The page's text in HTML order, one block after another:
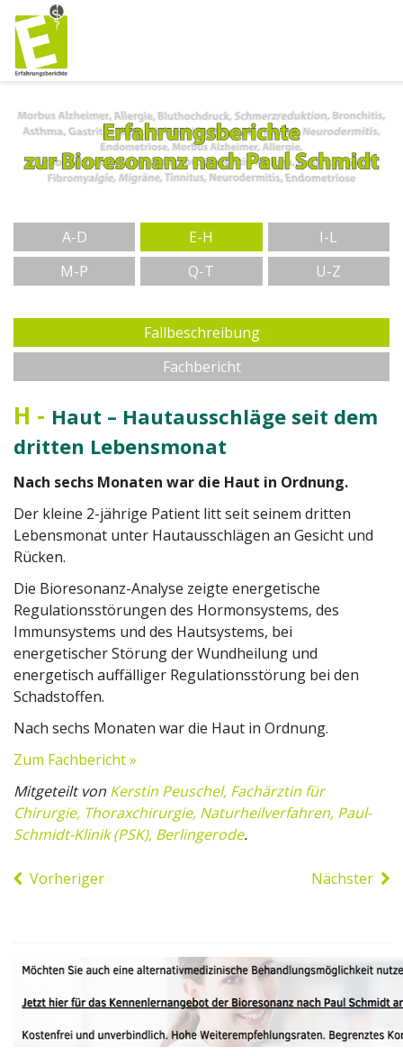
A-D E-H
I-L
M-P
Q-T U-Z
Fallbeschreibung
Fachbericht
H - Haut – Hautausschläge seit dem
dritten Lebensmonat
Nach sechs Monaten war die Haut in Ordnung.
Der kleine 2-jährige Patient litt seit seinem dritten
Lebensmonat unter Hautausschlägen an Gesicht und
Rücken.
Die Bioresonanz-Analyse zeigte energetische
Regulationsstörungen des Hormonsystems, des
Immunsystems und des Hautsystems, bei
energetischer Störung der Wundheilung und
energetisch auffälliger Regulationsstörung bei den
Schadstoffen.
Nach sechs Monaten war die Haut in Ordnung.
Zum Fachbericht »
Mitgeteilt von Kerstin Peuschel, Fachärztin für
Chirurgie, Thoraxchirurgie, Naturheilverfahren, Paul-
Schmidt-Klinik (PSK), Berlingerode.
Vorheriger Nächster